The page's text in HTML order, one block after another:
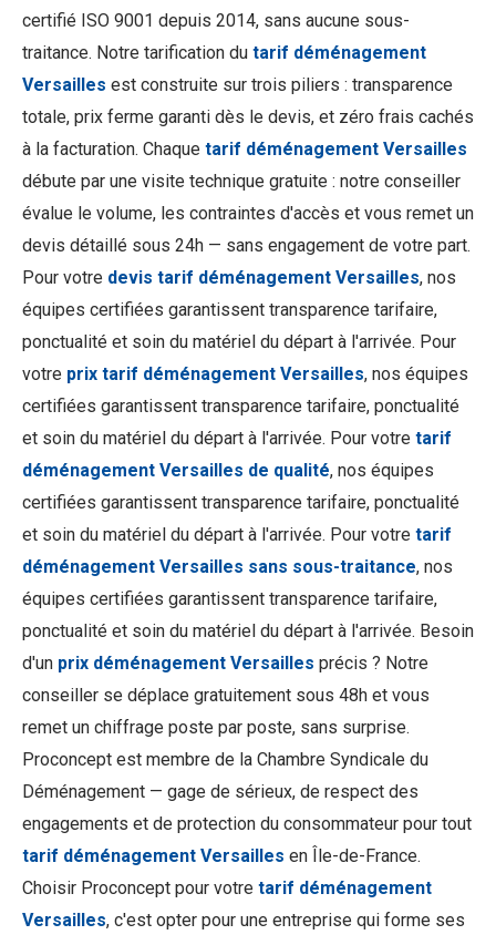
certifié ISO 9001 depuis 2014, sans aucune sous-
traitance. Notre tarification du tarif déménagement
Versailles est construite sur trois piliers : transparence
totale, prix ferme garanti dès le devis, et zéro frais cachés
à la facturation. Chaque tarif déménagement Versailles
débute par une visite technique gratuite : notre conseiller
évalue le volume, les contraintes d'accès et vous remet un
devis détaillé sous 24h — sans engagement de votre part.
Pour votre devis tarif déménagement Versailles, nos
équipes certifiées garantissent transparence tarifaire,
ponctualité et soin du matériel du départ à l'arrivée. Pour
votre prix tarif déménagement Versailles, nos équipes
certifiées garantissent transparence tarifaire, ponctualité
et soin du matériel du départ à l'arrivée. Pour votre tarif
déménagement Versailles de qualité, nos équipes
certifiées garantissent transparence tarifaire, ponctualité
et soin du matériel du départ à l'arrivée. Pour votre tarif
déménagement Versailles sans sous-traitance, nos
équipes certifiées garantissent transparence tarifaire,
ponctualité et soin du matériel du départ à l'arrivée. Besoin
d'un prix déménagement Versailles précis ? Notre
conseiller se déplace gratuitement sous 48h et vous
remet un chiffrage poste par poste, sans surprise.
Proconcept est membre de la Chambre Syndicale du
Déménagement — gage de sérieux, de respect des
engagements et de protection du consommateur pour tout
tarif déménagement Versailles en Île-de-France.
Choisir Proconcept pour votre tarif déménagement
Versailles, c'est opter pour une entreprise qui forme ses